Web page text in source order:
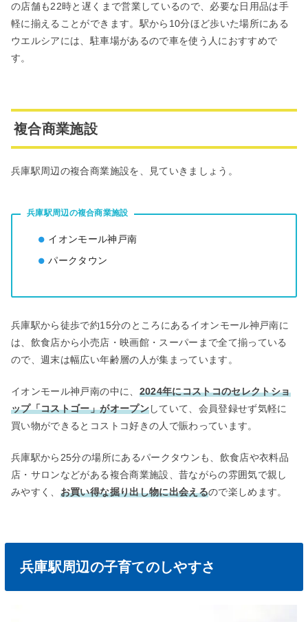
の店舗も22時と遅くまで営業しているので、必要な日用品は手
軽に揃えることができます。駅から10分ほど歩いた場所にある
ウエルシアには、駐車場があるので車を使う人におすすめで
す。
複合商業施設
兵庫駅周辺の複合商業施設を、見ていきましょう。
兵庫駅周辺の複合商業施設
イオンモール神戸南
パークタウン
兵庫駅から徒歩で約15分のところにあるイオンモール神戸南に
は、飲食店から小売店・映画館・スーパーまで全て揃っている
ので、週末は幅広い年齢層の人が集まっています。
イオンモール神戸南の中に、 2024年にコストコのセレクトショ
ップ「コストゴー」がオープンしていて、会員登録せず気軽に
買い物ができるとコストコ好きの人で賑わっています。
兵庫駅から25分の場所にあるパークタウンも、飲食店や衣料品
店・サロンなどがある複合商業施設、昔ながらの雰囲気で親し
みやすく、 お買い得な掘り出し物に出会えるので楽しめます。
兵庫駅周辺の子育てのしやすさ